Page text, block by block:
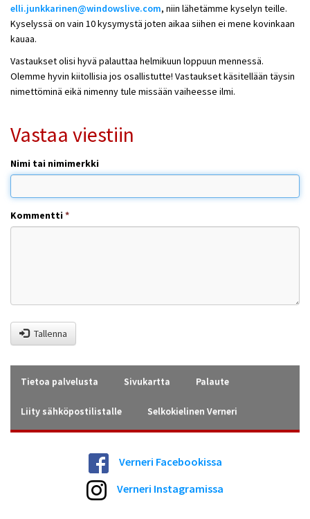
elli.junkkarinen@windowslive.com, niin lähetämme kyselyn teille.
Kyselyssä on vain 10 kysymystä joten aikaa siihen ei mene kovinkaan
kauaa.
Vastaukset olisi hyvä palauttaa helmikuun loppuun mennessä.
Olemme hyvin kiitollisia jos osallistutte! Vastaukset käsitellään täysin
nimettöminä eikä nimenny tule missään vaiheesse ilmi.
Vastaa viestiin
Nimi tai nimimerkki
Kommentti*
Tallenna
Tietoa palvelusta Sivukartta Palaute
Liity sähköpostilistalle Selkokielinen Verneri
Verneri Facebookissa
Verneri Instagramissa